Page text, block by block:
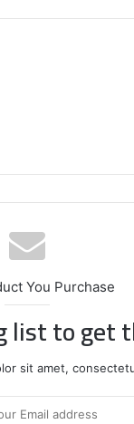
You Purchase
list to get
sit amet,